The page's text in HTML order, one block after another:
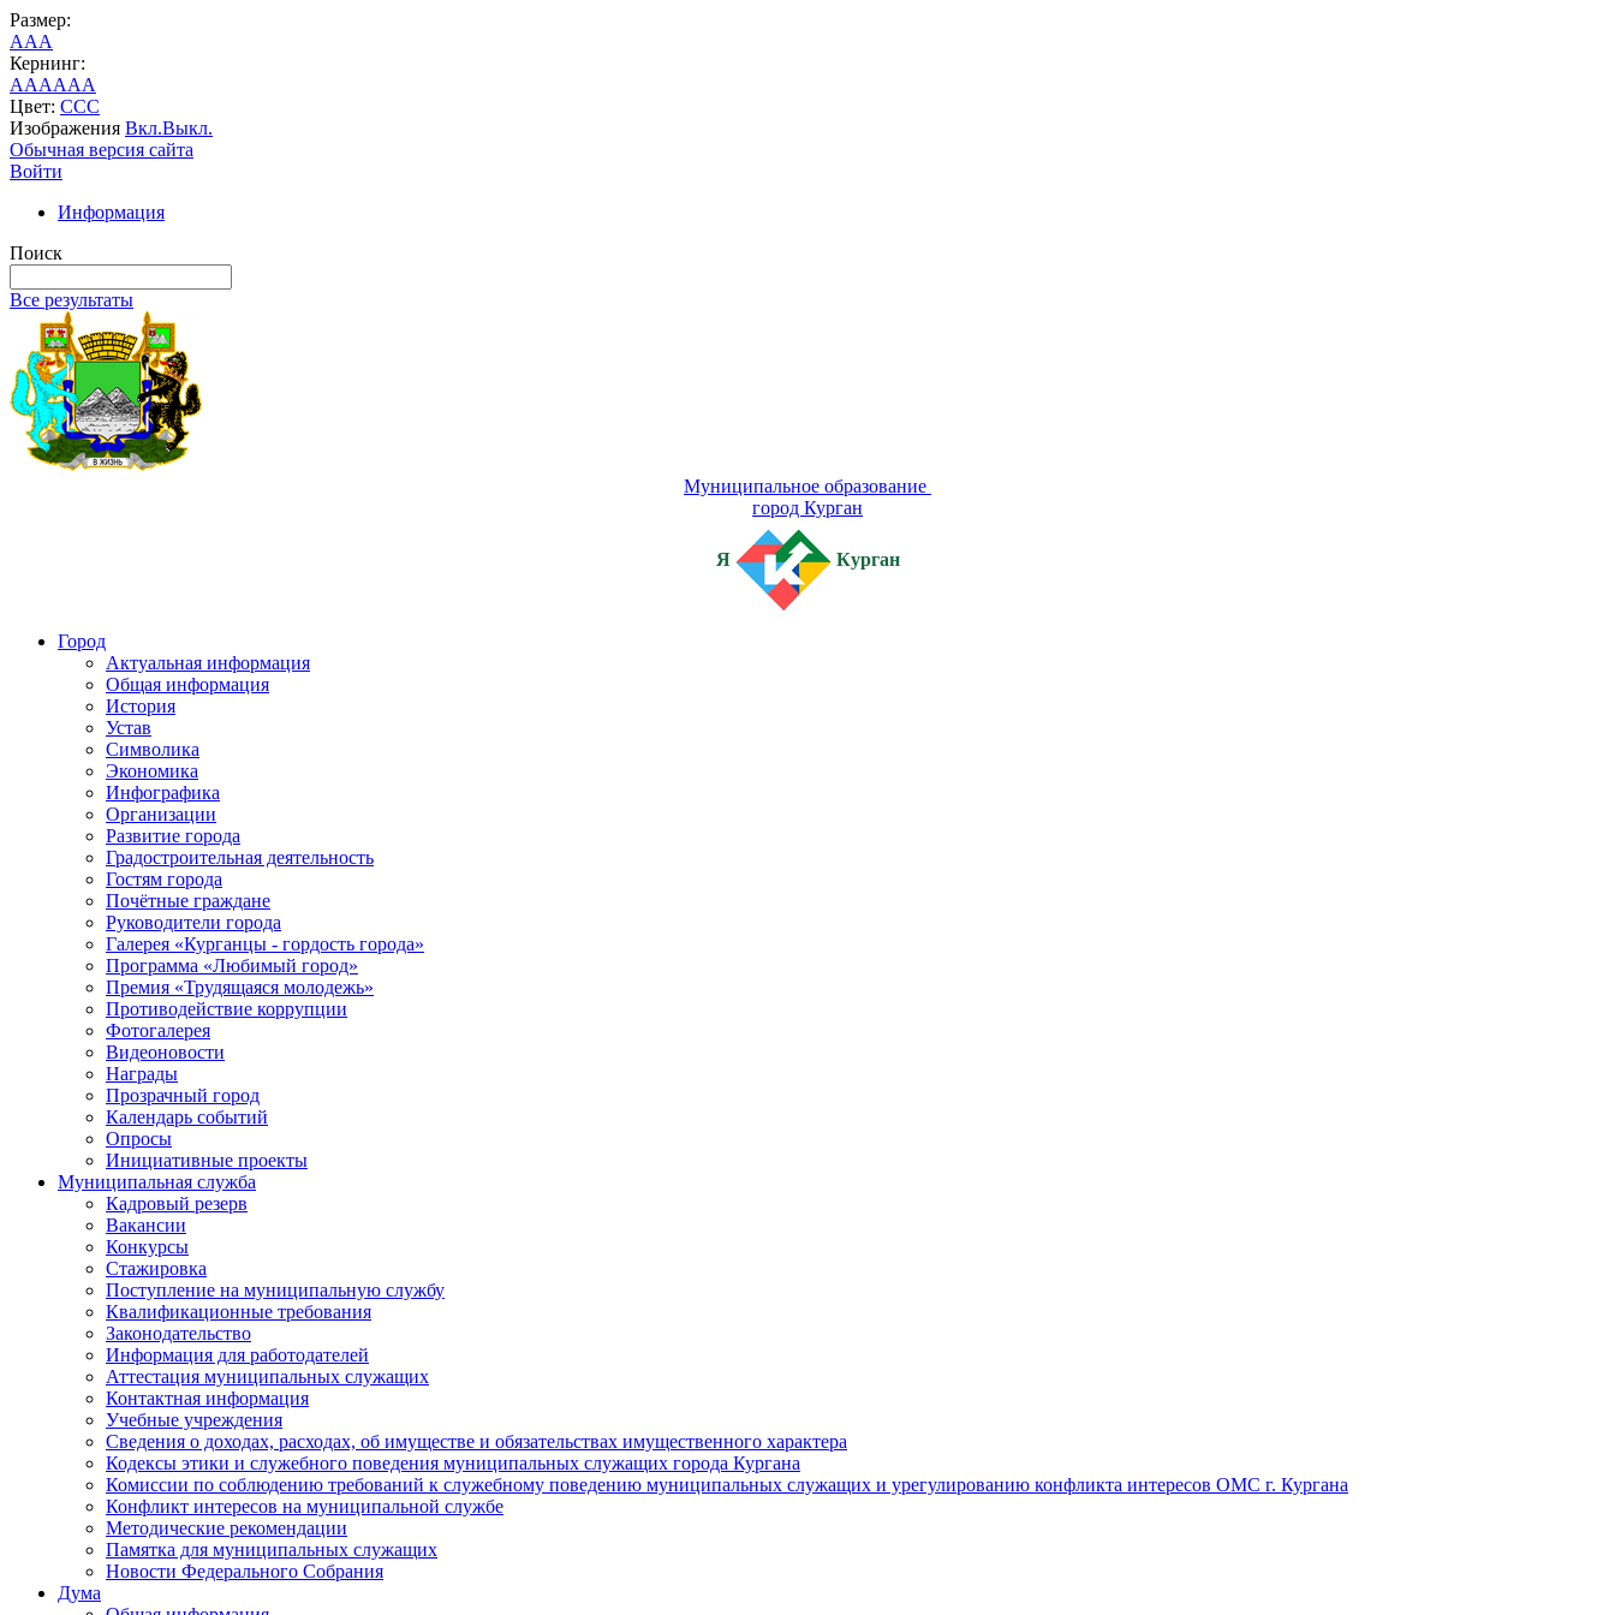
Размер:
AAA
Кернинг:
AAAAAA
Цвет: CCC
Изображения Вкл.Выкл.
Обычная версия сайта
Войти
Информация
Поиск
Все результаты
Муниципальное образование
город Курган
Я Курган
Город
Актуальная информация
Общая информация
История
Устав
Символика
Экономика
Инфографика
Организации
Развитие города
Градостроительная деятельность
Гостям города
Почётные граждане
Руководители города
Галерея «Курганцы - гордость города»
Программа «Любимый город»
Премия «Трудящаяся молодежь»
Противодействие коррупции
Фотогалерея
Видеоновости
Награды
Прозрачный город
Календарь событий
Опросы
Инициативные проекты
Муниципальная служба
Кадровый резерв
Вакансии
Конкурсы
Стажировка
Поступление на муниципальную службу
Квалификационные требования
Законодательство
Информация для работодателей
Аттестация муниципальных служащих
Контактная информация
Учебные учреждения
Сведения о доходах, расходах, об имуществе и обязательствах имущественного характера
Кодексы этики и служебного поведения муниципальных служащих города Кургана
Комиссии по соблюдению требований к служебному поведению муниципальных служащих и урегулированию конфликта интересов ОМС г. Кургана
Конфликт интересов на муниципальной службе
Методические рекомендации
Памятка для муниципальных служащих
Новости Федерального Cобрания
Дума